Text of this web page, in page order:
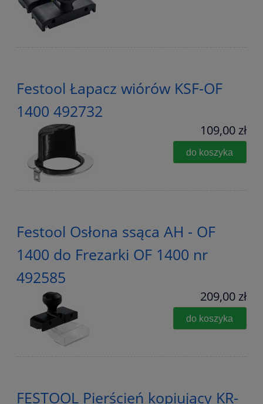
Festool Łapacz wiórów KSF-OF
1400 492732
109,00 zł
do koszyka
Festool Osłona ssąca AH - OF
1400 do Frezarki OF 1400 nr
492585
209,00 zł
do koszyka
FESTOOL Pierścień kopiujący KR-